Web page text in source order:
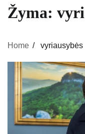
Žyma:
Home vyriausybės